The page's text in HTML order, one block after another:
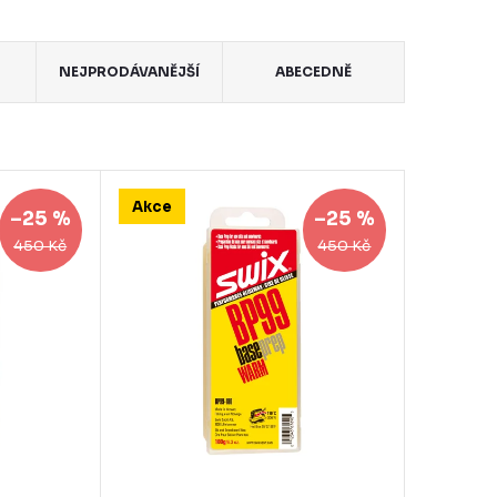
NEJPRODÁVANĚJŠÍ ABECEDNĚ
450 Kč
–25 % Akce
450 Kč
–25 %